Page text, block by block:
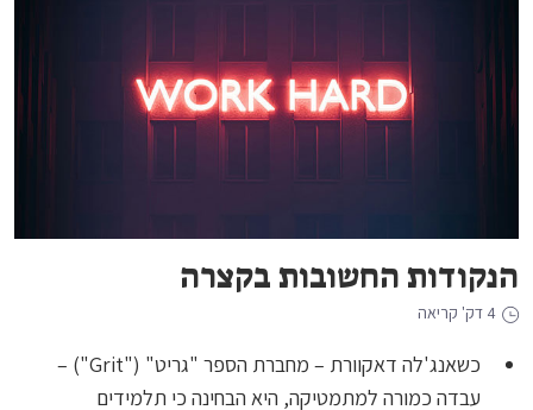
הנקודות החשובות בקצרה
כשאנג'לה דאקוורת – מחברת הספר "גריט" ("Grit") –
עבדה כמורה למתמטיקה, היא הבחינה כי תלמידים